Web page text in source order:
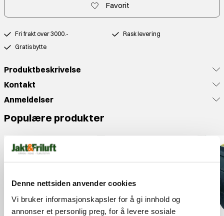
Denne nettsiden anvender cookies
Vi bruker informasjonskapsler for å gi innhold og
annonser et personlig preg, for å levere sosiale
Favorit
Fri frakt over 3000.-
Rask levering
Gratis bytte
Produktbeskrivelse
Kontakt
Anmeldelser
Populære produkter